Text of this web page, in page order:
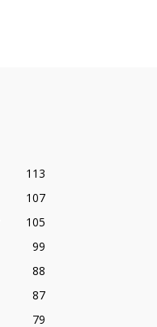
113
107
105
99
88
87
79